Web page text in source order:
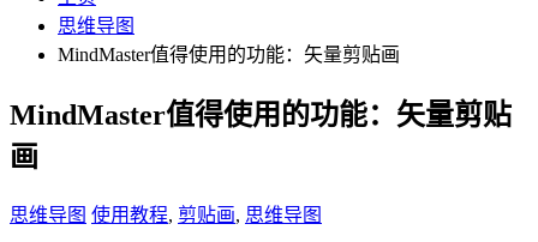
思维导图
MindMaster值得使用的功能：矢量剪贴画
MindMaster值得使用的功能：矢量剪贴
画
思维导图 使用教程, 剪贴画, 思维导图